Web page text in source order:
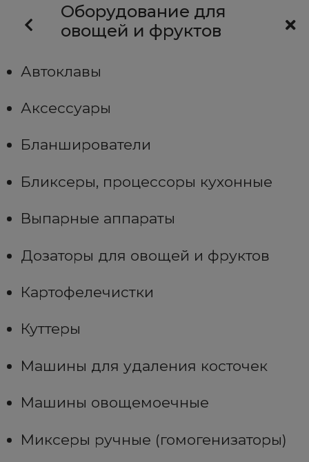
Оборудование для
овощей и фруктов
Автоклавы
Аксессуары
Бланширователи
Бликсеры, процессоры кухонные
Выпарные аппараты
Дозаторы для овощей и фруктов
Картофелечистки
Куттеры
Машины для удаления косточек
Машины овощемоечные
Миксеры ручные (гомогенизаторы)